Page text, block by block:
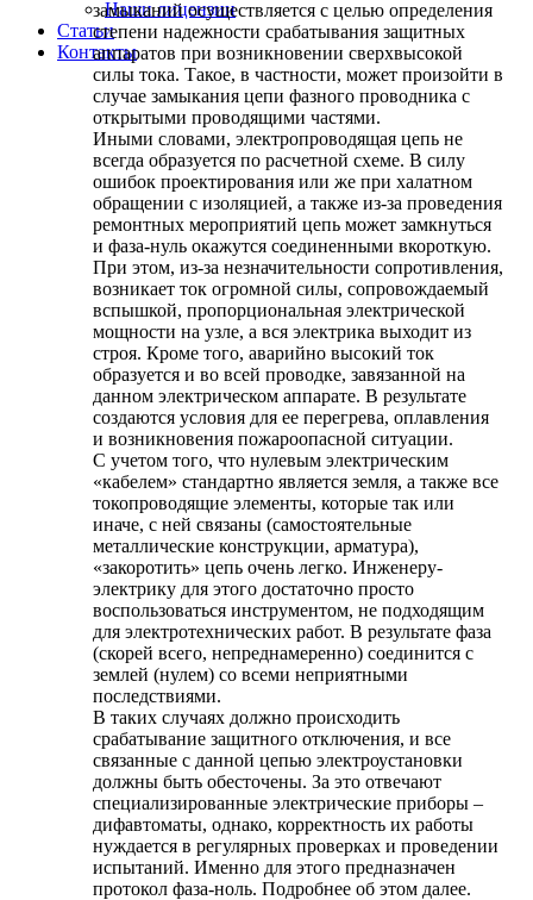
Наши лицензии
Статьи
Контакты
замыканий осуществляется с целью определения
степени надежности срабатывания защитных
аппаратов при возникновении сверхвысокой
силы тока. Такое, в частности, может произойти в
случае замыкания цепи фазного проводника с
открытыми проводящими частями.
Иными словами, электропроводящая цепь не
всегда образуется по расчетной схеме. В силу
ошибок проектирования или же при халатном
обращении с изоляцией, а также из-за проведения
ремонтных мероприятий цепь может замкнуться
и фаза-нуль окажутся соединенными вкороткую.
При этом, из-за незначительности сопротивления,
возникает ток огромной силы, сопровождаемый
вспышкой, пропорциональная электрической
мощности на узле, а вся электрика выходит из
строя. Кроме того, аварийно высокий ток
образуется и во всей проводке, завязанной на
данном электрическом аппарате. В результате
создаются условия для ее перегрева, оплавления
и возникновения пожароопасной ситуации.
С учетом того, что нулевым электрическим
«кабелем» стандартно является земля, а также все
токопроводящие элементы, которые так или
иначе, с ней связаны (самостоятельные
металлические конструкции, арматура),
«закоротить» цепь очень легко. Инженеру-
электрику для этого достаточно просто
воспользоваться инструментом, не подходящим
для электротехнических работ. В результате фаза
(скорей всего, непреднамеренно) соединится с
землей (нулем) со всеми неприятными
последствиями.
В таких случаях должно происходить
срабатывание защитного отключения, и все
связанные с данной цепью электроустановки
должны быть обесточены. За это отвечают
специализированные электрические приборы –
дифавтоматы, однако, корректность их работы
нуждается в регулярных проверках и проведении
испытаний. Именно для этого предназначен
протокол фаза-ноль. Подробнее об этом далее.